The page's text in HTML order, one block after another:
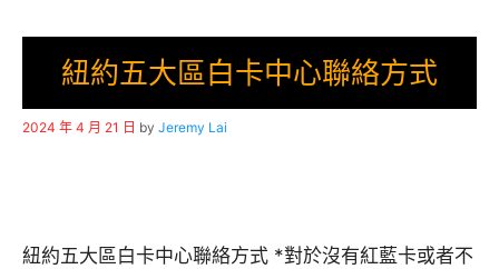
紐約五大區白卡中心聯絡方式
2024 年 4 月 21 日 by Jeremy Lai
紐約五大區白卡中心聯絡方式 *對於沒有紅藍卡或者不